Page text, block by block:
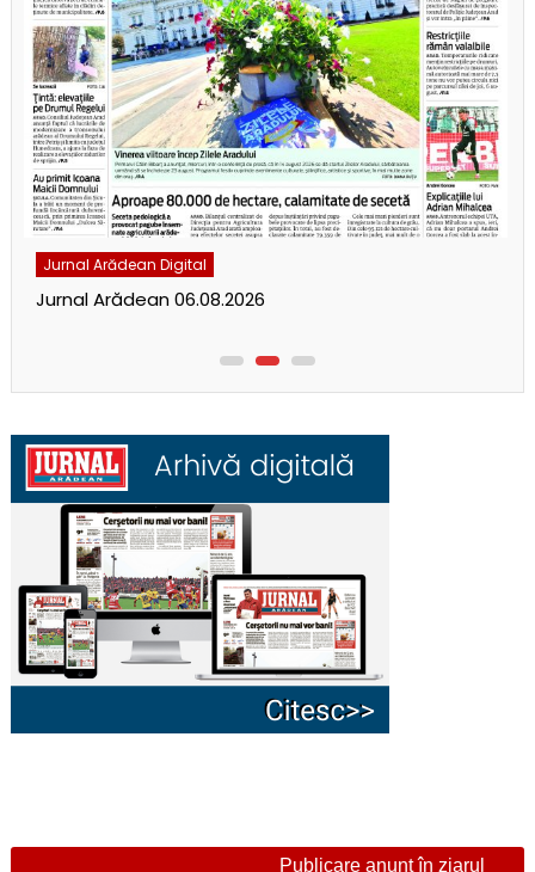
Jurnal Arădean Digital
Jurnal Arădean 06.08.2026
Publicare anunț în ziarul